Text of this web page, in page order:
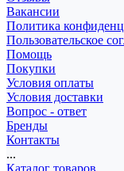
Вакансии
Политика
Пользовательское
Помощь
Покупки
Условия оплаты
Условия доставки
Вопрос - ответ
Бренды
Контакты
...
Каталог товаров